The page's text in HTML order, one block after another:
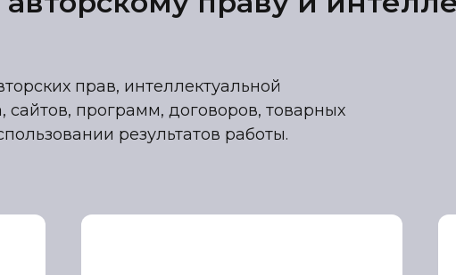
прав, интеллектуальной
сайтов, программ, договоров, товарных
результатов работы.